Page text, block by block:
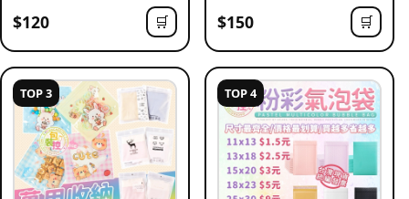
$120 🛒 $150 🛒
TOP 3 TOP 4